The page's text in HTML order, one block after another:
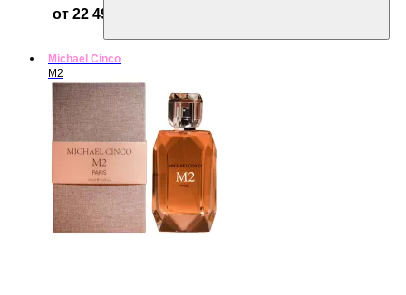
от 22 499 ₽
Michael Cinco
M2